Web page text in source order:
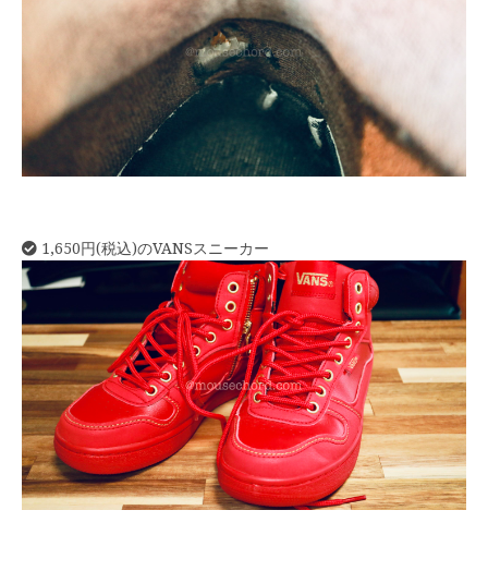
1,650円(税込)のVANSスニーカー